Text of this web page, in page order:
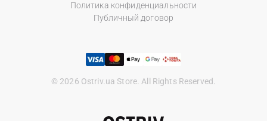
Политика конфиденциальности
Публичный договор
© 2026 Ostriv.ua Store. All Rights Reserved.